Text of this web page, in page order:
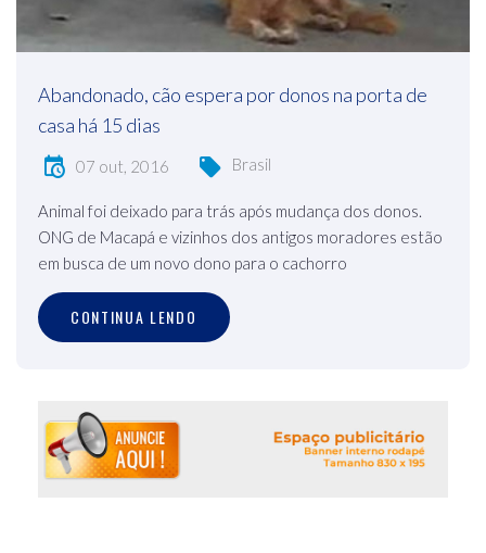
Abandonado, cão espera por donos na porta de
casa há 15 dias
07 out, 2016 Brasil
Animal foi deixado para trás após mudança dos donos.
ONG de Macapá e vizinhos dos antigos moradores estão
em busca de um novo dono para o cachorro
CONTINUA LENDO